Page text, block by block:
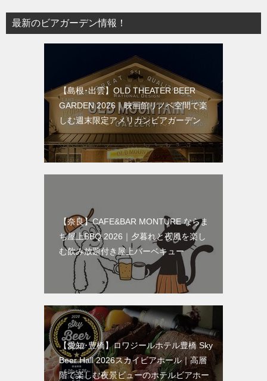
最新のビアガーデン情報！
【島根･出雲】OLD THEATER BEER
GARDEN 2026｜映画館リノベ空間で楽
しむ週末限定アメリカンビアガーデン
【奈良】CAFE&BAR MONTURE ならま
ち屋上BBQ 2026｜夕暮れと夜風を楽し
む飲み放題付き屋上バーベキュー
【愛知･豊橋】ロワジールホテル豊橋 Sky
Beer Hall 2026スカイビアホール｜高層
階で楽しむ夜景ビューのホテルビアホー